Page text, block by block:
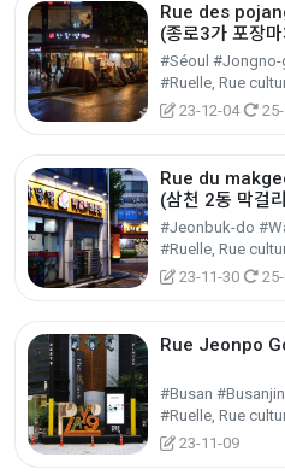
Rue des
(종로3가 포장
#Séoul #Jongno-
23-12-04
Rue du
(삼천 2동 막걸
#Jeonbuk-do
23-11-30
Rue Jeonpo
#Busan
23-11-09